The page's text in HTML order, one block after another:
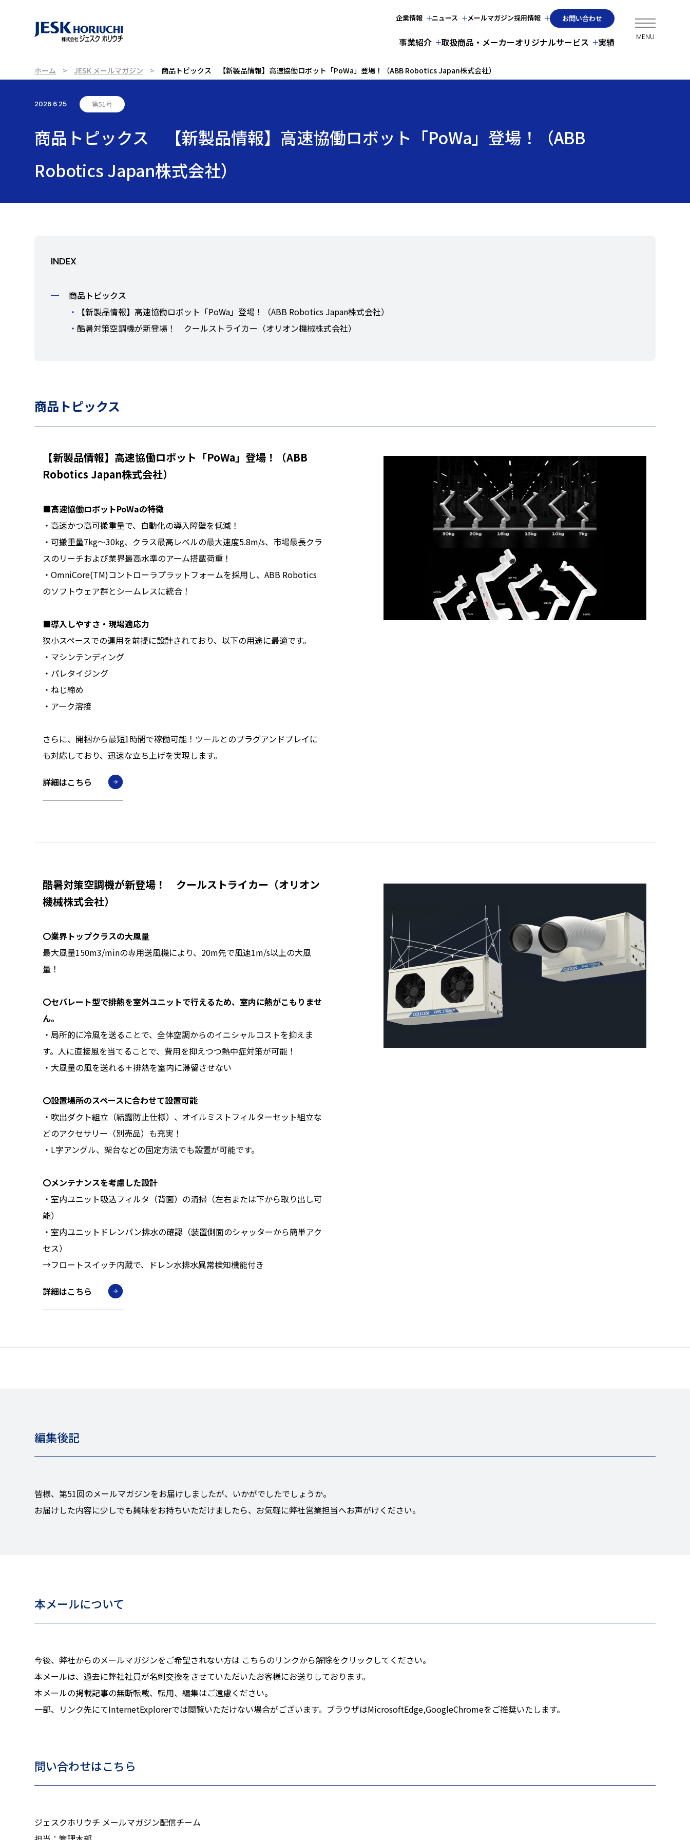
企業情報 ニュース メールマガジン採用情報 お問い合わせ
事業紹介 取扱商品・メーカーオリジナルサービス 実績
ホーム JESK メールマガジン 商品トピックス 【新製品情報】高速協働ロボット「PoWa」登場！（ABB Robotics Japan株式会社）
2026.6.25 第51号
商品トピックス 【新製品情報】高速協働ロボット「PoWa」登場！（ABB
Robotics Japan株式会社）
INDEX
商品トピックス
【新製品情報】高速協働ロボット「PoWa」登場！（ABB Robotics Japan株式会社）
酷暑対策空調機が新登場！ クールストライカー（オリオン機械株式会社）
商品トピックス
【新製品情報】高速協働ロボット「PoWa」登場！（ABB
Robotics Japan株式会社）
■高速協働ロボットPoWaの特徴
・高速かつ高可搬重量で、自動化の導入障壁を低減！
・可搬重量7kg～30kg、クラス最高レベルの最大速度5.8m/s、市場最長クラ
スのリーチおよび業界最高水準のアーム搭載荷重！
・OmniCore(TM)コントローラプラットフォームを採用し、ABB Robotics
のソフトウェア群とシームレスに統合！
■導入しやすさ・現場適応力
狭小スペースでの運用を前提に設計されており、以下の用途に最適です。
・マシンテンディング
・パレタイジング
・ねじ締め
・アーク溶接
さらに、開梱から最短1時間で稼働可能！ツールとのプラグアンドプレイに
も対応しており、迅速な立ち上げを実現します。
詳細はこちら
酷暑対策空調機が新登場！ クールストライカー（オリオン
機械株式会社）
〇業界トップクラスの大風量
最大風量150m3/minの専用送風機により、20m先で風速1m/s以上の大風
量！
〇セパレート型で排熱を室外ユニットで行えるため、室内に熱がこもりませ
ん。
・局所的に冷風を送ることで、全体空調からのイニシャルコストを抑えま
す。人に直接風を当てることで、費用を抑えつつ熱中症対策が可能！
・大風量の風を送れる＋排熱を室内に滞留させない
〇設置場所のスペースに合わせて設置可能
・吹出ダクト組立（結露防止仕様）、オイルミストフィルターセット組立な
どのアクセサリー（別売品）も充実！
・L字アングル、架台などの固定方法でも設置が可能です。
〇メンテナンスを考慮した設計
・室内ユニット吸込フィルタ（背面）の清掃（左右または下から取り出し可
能）
・室内ユニットドレンパン排水の確認（装置側面のシャッターから簡単アク
セス）
→フロートスイッチ内蔵で、ドレン水排水異常検知機能付き
詳細はこちら
編集後記
皆様、第51回のメールマガジンをお届けしましたが、いかがでしたでしょうか。
お届けした内容に少しでも興味をお持ちいただけましたら、お気軽に弊社営業担当へお声がけください。
本メールについて
今後、弊社からのメールマガジンをご希望されない方は こちらのリンクから解除をクリックしてください。
本メールは、過去に弊社社員が名刺交換をさせていただいたお客様にお送りしております。
本メールの掲載記事の無断転載、転用、編集はご遠慮ください。
一部、リンク先にてInternetExplorerでは閲覧いただけない場合がございます。ブラウザはMicrosoftEdge,GoogleChromeをご推奨いたします。
問い合わせはこちら
ジェスクホリウチ メールマガジン配信チーム